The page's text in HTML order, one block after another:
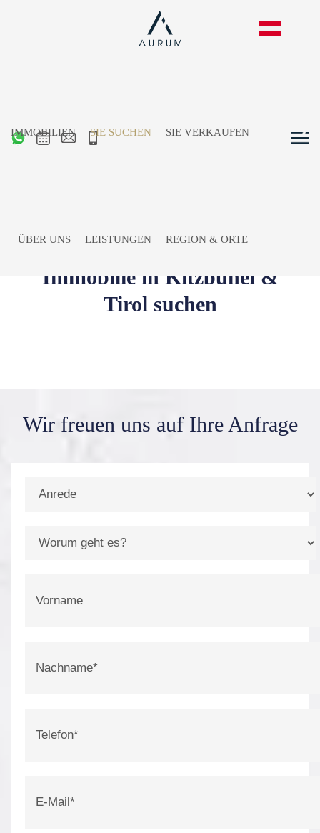
Immobilie in Kitzbühel &
Tirol suchen
Wir freuen uns auf Ihre Anfrage
IMMOBILIEN SIE SUCHEN SIE VERKAUFEN
ÜBER UNS LEISTUNGEN REGION & ORTE